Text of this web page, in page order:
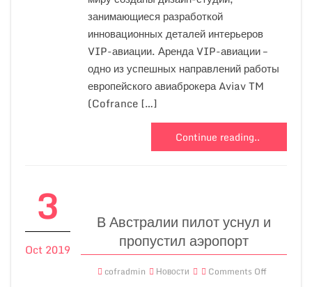
занимающиеся разработкой
инновационных деталей интерьеров
VIP-авиации. Аренда VIP-авиации –
одно из успешных направлений работы
европейского авиаброкера Aviav TM
(Cofrance […]
Continue reading..
3
Oct 2019
В Австралии пилот уснул и
пропустил аэропорт
cofradmin Новости Comments Off